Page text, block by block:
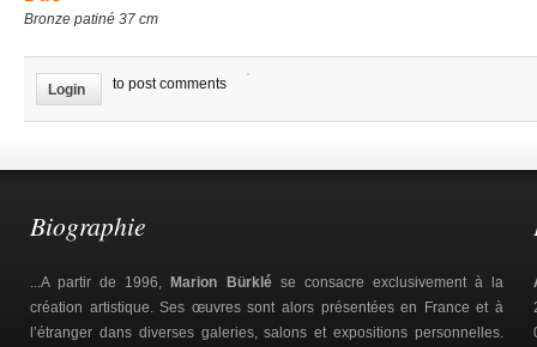
Bronze patiné 37 cm
Login to post comments
Biographie
...A partir de 1996, Marion Bürklése consacre exclusivement à la
création artistique. Ses œuvres sont alors présentées en France et à
l’étranger dans diverses galeries, salons et expositions personnelles.